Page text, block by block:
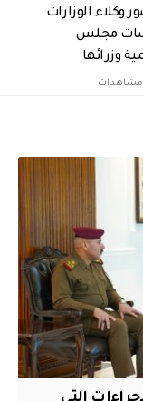
وكلاء الوزارات
مجلس
وزرائها